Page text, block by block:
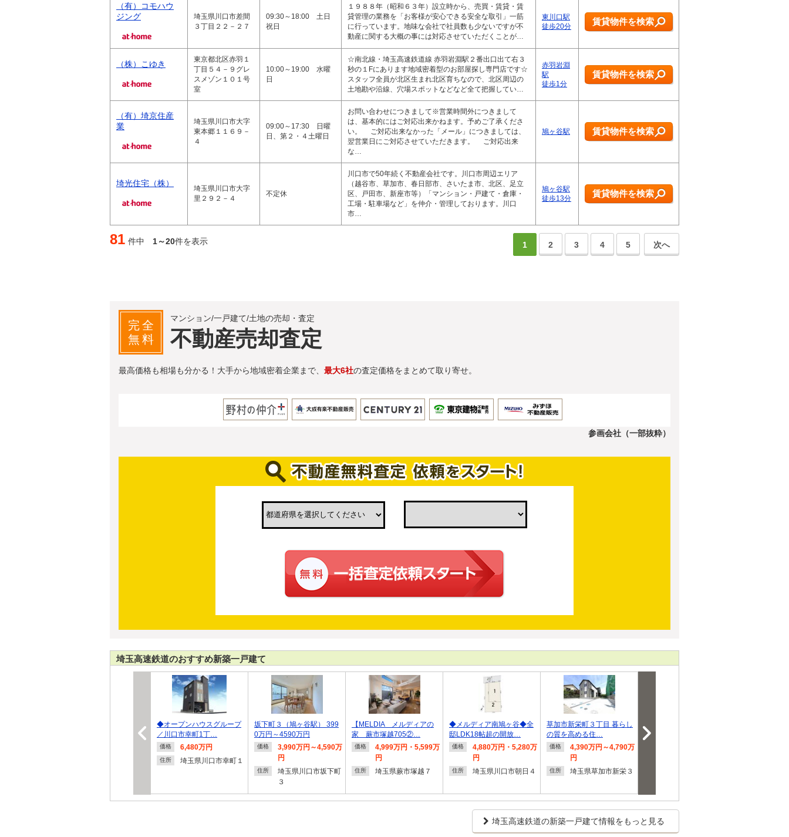
（有）コモハウ
ジング
埼玉県川口市差間
３丁目２２－２７
09:30～18:00 土日
祝日
１９８８年（昭和６３年）設立時から、売買・賃貸・賃
貸管理の業務を「お客様が安心できる安全な取引」一筋
に行っています。地味な会社で社員数も少ないですが不
動産に関する大概の事には対応させていただくことが…
東川口駅
徒歩20分
賃貸物件を検索
（株）こゆき
東京都北区赤羽１
丁目５４－９グレ
スメゾン１０１号
室
10:00～19:00 水曜
日
☆南北線・埼玉高速鉄道線 赤羽岩淵駅２番出口出て右３
秒の１Fにあります地域密着型のお部屋探し専門店です☆
スタッフ全員が北区生まれ北区育ちなので、北区周辺の
土地勘や沿線、穴場スポットなどなど全て把握してい…
赤羽岩淵
駅
徒歩1分
賃貸物件を検索
（有）埼京住産
業
埼玉県川口市大字
東本郷１１６９－
４
09:00～17:30 日曜
日、第２・４土曜日
お問い合わせにつきまして※営業時間外につきまして
は、基本的にはご対応出来かねます。予めご了承くださ
い。 ご対応出来なかった「メール」につきましては、
翌営業日にご対応させていただきます。 ご対応出来
な…
鳩ヶ谷駅 賃貸物件を検索
埼光住宅（株）
埼玉県川口市大字
里２９２－４
不定休
川口市で50年続く不動産会社です。川口市周辺エリア
（越谷市、草加市、春日部市、さいたま市、北区、足立
区、戸田市、新座市等）「マンション・戸建て・倉庫・
工場・駐車場など」を仲介・管理しております。川口
市…
鳩ヶ谷駅
徒歩13分
賃貸物件を検索
81 件中 1～20件を表示 1 2 3 4 5 次へ
完全
無料
マンション/一戸建て/土地の売却・査定
不動産売却査定
最高価格も相場も分かる！大手から地域密着企業まで、 最大6社の査定価格をまとめて取り寄せ。
参画会社（一部抜粋）
埼玉高速鉄道のおすすめ新築一戸建て
◆オープンハウスグループ
／川口市幸町1丁…
価格 6,480万円
住所 埼玉県川口市幸町１
坂下町３（鳩ヶ谷駅） 399
0万円～4590万円
価格
3,990万円～4,590万
円
住所
埼玉県川口市坂下町
３
【MELDIA メルディアの
家 蕨市塚越705②…
価格
4,999万円・5,599万
円
住所 埼玉県蕨市塚越７
◆メルディア南鳩ヶ谷◆全
邸LDK18帖超の開放…
価格
4,880万円・5,280万
円
住所 埼玉県川口市朝日４
草加市新栄町３丁目 暮らし
の質を高める住…
価格
4,390万円～4,790万
円
住所 埼玉県草加市新栄３
フォート
埼玉高速鉄道の新築一戸建て情報をもっと見る